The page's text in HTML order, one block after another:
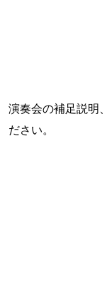
演奏会の補足説明
ださい。